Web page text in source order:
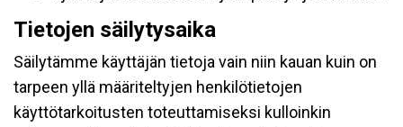
Tietojen säilytysaika
Säilytämme käyttäjän tietoja vain niin kauan kuin on
tarpeen yllä määriteltyjen henkilötietojen
käyttötarkoitusten toteuttamiseksi kulloinkin